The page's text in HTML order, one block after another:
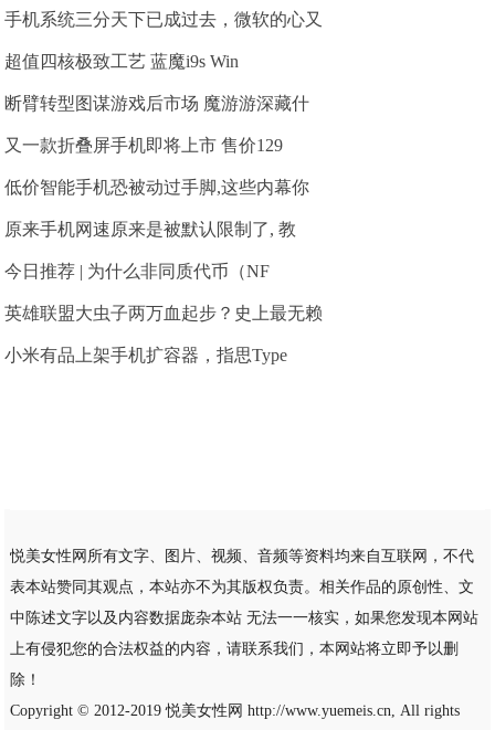
手机系统三分天下已成过去，微软的心又
超值四核极致工艺 蓝魔i9s Win
断臂转型图谋游戏后市场 魔游游深藏什
又一款折叠屏手机即将上市 售价129
低价智能手机恐被动过手脚,这些内幕你
原来手机网速原来是被默认限制了, 教
今日推荐 | 为什么非同质代币（NF
英雄联盟大虫子两万血起步？史上最无赖
小米有品上架手机扩容器，指思Type
悦美女性网所有文字、图片、视频、音频等资料均来自互联网，不代
表本站赞同其观点，本站亦不为其版权负责。相关作品的原创性、文
中陈述文字以及内容数据庞杂本站 无法一一核实，如果您发现本网站
上有侵犯您的合法权益的内容，请联系我们，本网站将立即予以删
除！
Copyright © 2012-2019悦美女性网 http://www.yuemeis.cn, All rights